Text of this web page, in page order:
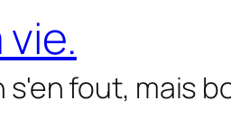
vie.
s'en fout, mais